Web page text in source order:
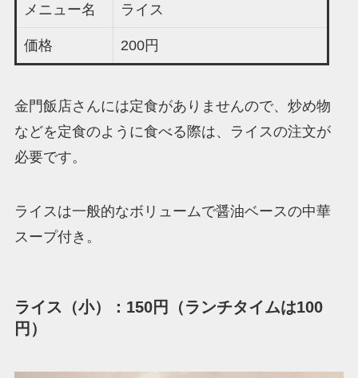
メニュー名 ライス
価格 200円
金門飯店さんには定食がありませんので、炒め物
などを定食のように食べる際は、ライスの注文が
必要です。
ライスは一般的なボリュームで醤油ベースの中華
スープ付き。
ライス（小）：150円（ランチタイムは100
円）